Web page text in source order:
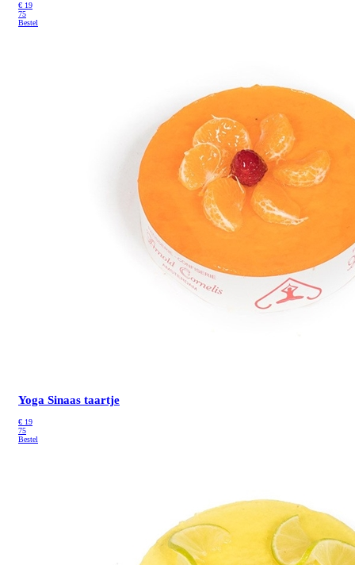
€ 19
75
Bestel
Yoga Sinaas taartje
€ 19
75
Bestel